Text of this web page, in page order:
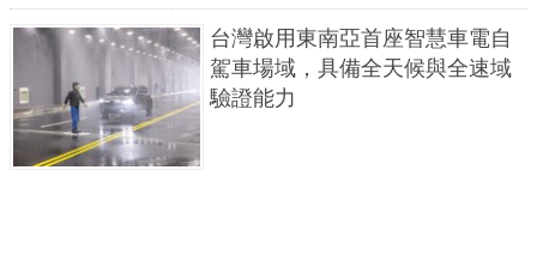
台灣啟用東南亞首座智慧車電自
駕車場域，具備全天候與全速域
驗證能力